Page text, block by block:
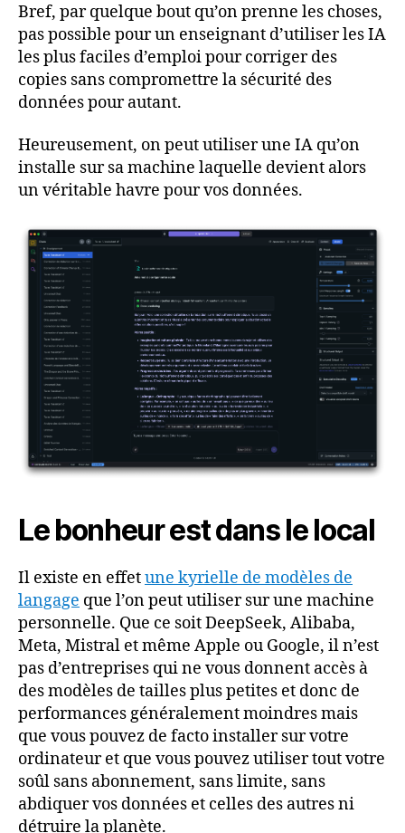
Bref, par quelque bout qu’on prenne les choses,
pas possible pour un enseignant d’utiliser les IA
les plus faciles d’emploi pour corriger des
copies sans compromettre la sécurité des
données pour autant.
Heureusement, on peut utiliser une IA qu’on
installe sur sa machine laquelle devient alors
un véritable havre pour vos données.
Le bonheur est dans le local
Il existe en effetune kyrielle de modèles de
langage que l’on peut utiliser sur une machine
personnelle. Que ce soit DeepSeek, Alibaba,
Meta, Mistral et même Apple ou Google, il n’est
pas d’entreprises qui ne vous donnent accès à
des modèles de tailles plus petites et donc de
performances généralement moindres mais
que vous pouvez de facto installer sur votre
ordinateur et que vous pouvez utiliser tout votre
soûl sans abonnement, sans limite, sans
abdiquer vos données et celles des autres ni
détruire la planète.